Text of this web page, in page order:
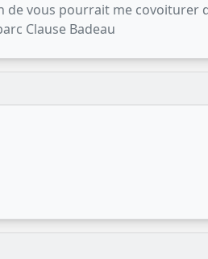
de vous pourrait me covoiturer
Clause Badeau